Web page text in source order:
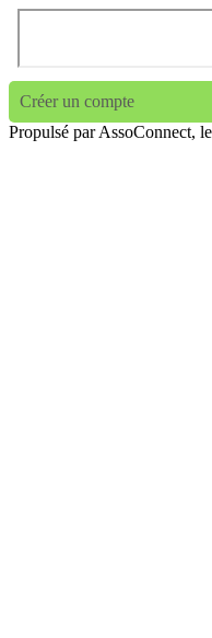
Créer un compte
Propulsé par AssoConnect,